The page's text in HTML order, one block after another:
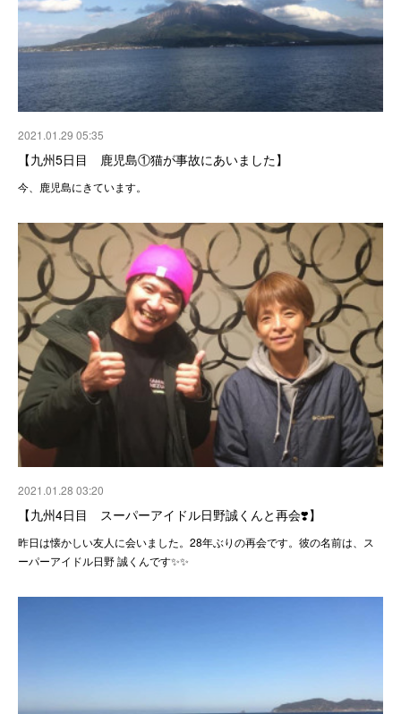
2021.01.29 05:35
【九州5日目 鹿児島①猫が事故にあいました】
今、鹿児島にきています。
2021.01.28 03:20
【九州4日目 スーパーアイドル日野誠くんと再会❣️】
昨日は懐かしい友人に会いました。28年ぶりの再会です。彼の名前は、ス
ーパーアイドル日野 誠くんです✨✨